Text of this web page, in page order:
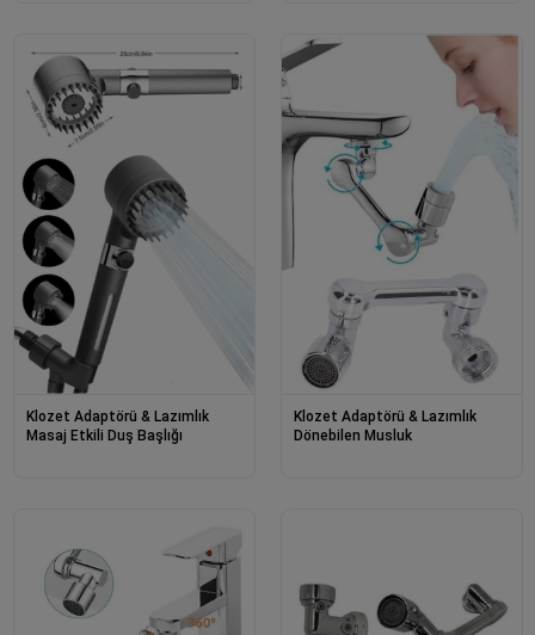
Klozet Adaptörü & Lazımlık
Masaj Etkili Duş Başlığı
Klozet Adaptörü & Lazımlık
Dönebilen Musluk